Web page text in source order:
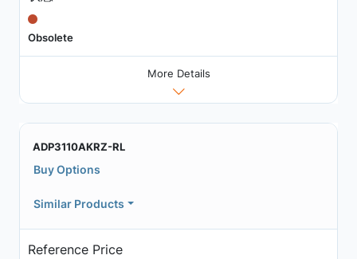
Obsolete
More Details
ADP3110AKRZ-RL
Buy Options
Similar Products
Reference Price